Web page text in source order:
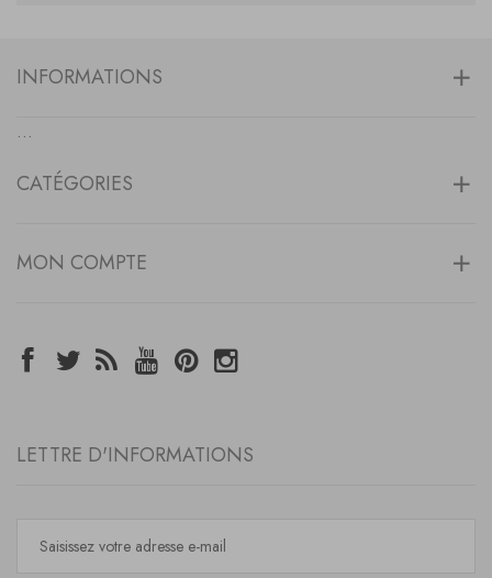
INFORMATIONS
...
CATÉGORIES
MON COMPTE
LETTRE D'INFORMATIONS